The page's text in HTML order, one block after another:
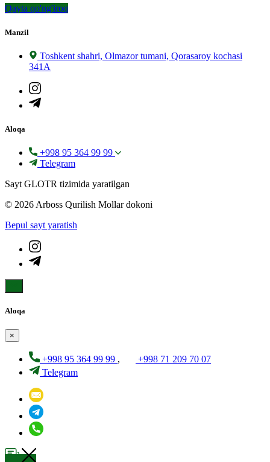
Qayta qo'ng'iroq
Manzil
Toshkent shahri, Olmazor tumani, Qorasaroy kochasi
341A
Aloqa
+998 95 364 99 99
Telegram
Sayt GLOTR tizimida yaratilgan
© 2026 Arboss Qurilish Mollar dokoni
Bepul sayt yaratish
Aloqa
×
+998 95 364 99 99 ,
+998 71 209 70 07
Telegram